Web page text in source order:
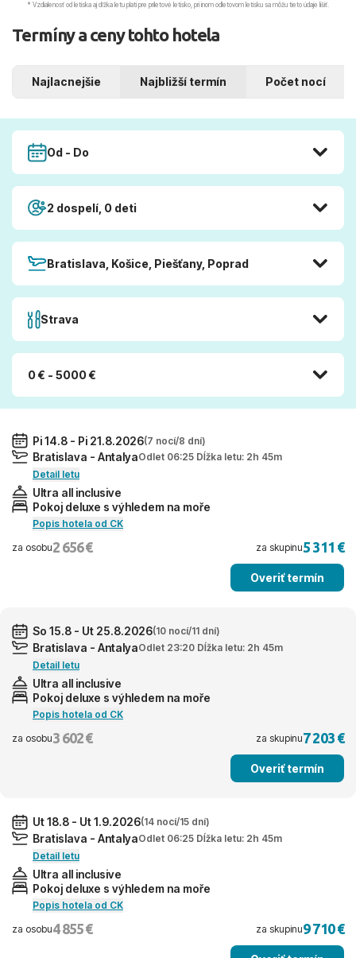
* Vzdialenosť od letiska aj dľžka letu platí pre príletové letisko, pri inom odletovom letisku sa môžu tieto údaje líšiť.
Termíny a ceny tohto hotela
Najlacnejšie Najbližší termín Počet nocí
Od - Do
2 dospelí, 0 deti
Bratislava, Košice, Piešťany, Poprad
Strava
0 € - 5000 €
Pi 14.8 - Pi 21.8.2026(7 nocí/8 dní)
Bratislava - AntalyaOdlet 06:25 Dĺžka letu: 2h 45m
Detail letu
Ultra all inclusive
Pokoj deluxe s výhledem na moře
Popis hotela od CK
za osobu2 656 € za skupinu5 311 €
Overiť termín
So 15.8 - Ut 25.8.2026(10 nocí/11 dní)
Bratislava - AntalyaOdlet 23:20 Dĺžka letu: 2h 45m
Detail letu
Ultra all inclusive
Pokoj deluxe s výhledem na moře
Popis hotela od CK
za osobu3 602 € za skupinu7 203 €
Overiť termín
Ut 18.8 - Ut 1.9.2026(14 nocí/15 dní)
Bratislava - AntalyaOdlet 06:25 Dĺžka letu: 2h 45m
Detail letu
Ultra all inclusive
Pokoj deluxe s výhledem na moře
Popis hotela od CK
za osobu4 855 € za skupinu9 710 €